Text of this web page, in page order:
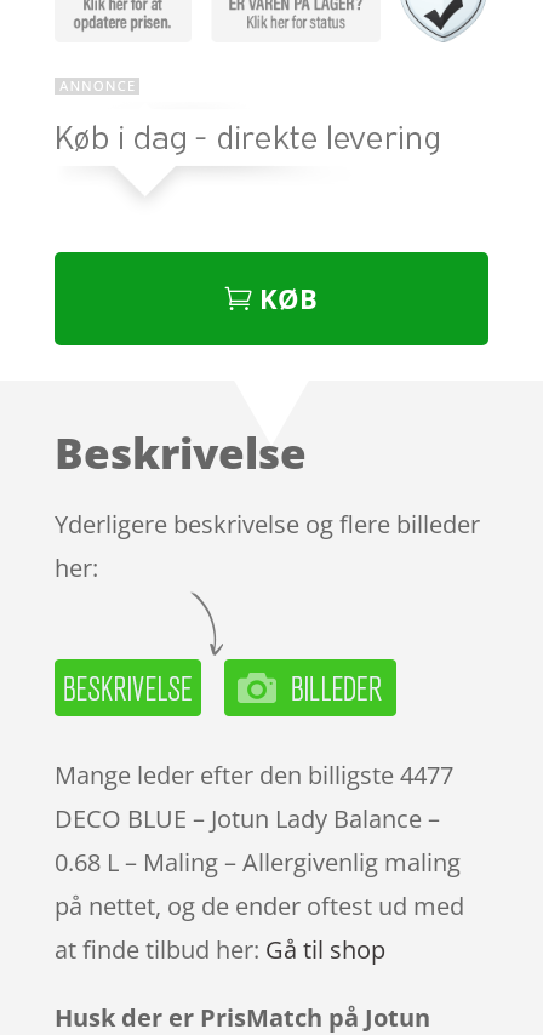
KØB
Beskrivelse
Yderligere beskrivelse og flere billeder
her:
Mange leder efter den billigste 4477
DECO BLUE – Jotun Lady Balance –
0.68 L – Maling – Allergivenlig maling
på nettet, og de ender oftest ud med
at finde tilbud her: Gå til shop
Husk der er PrisMatch på Jotun